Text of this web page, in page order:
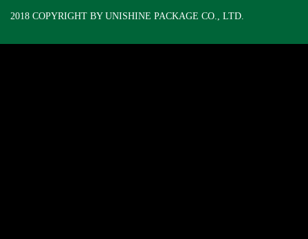
2018 COPYRIGHT BY UNISHINE PACKAGE CO., LTD.